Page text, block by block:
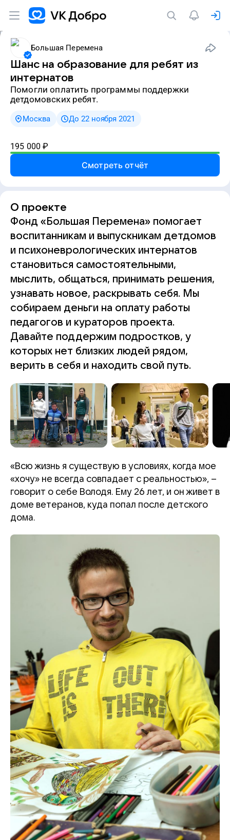
Большая Перемена
Шанс на образование для ребят из
интернатов
Помогли оплатить программы поддержки
детдомовских ребят.
Москва До 22 ноября 2021
195 000 ₽
Смотреть отчёт
О проекте
Фонд «Большая Перемена» помогает
воспитанникам и выпускникам детдомов
и психоневрологических интернатов
становиться самостоятельными,
мыслить, общаться, принимать решения,
узнавать новое, раскрывать себя. Мы
собираем деньги на оплату работы
педагогов и кураторов проекта.
Давайте поддержим подростков, у
которых нет близких людей рядом,
верить в себя и находить свой путь.
«Всю жизнь я существую в условиях, когда мое
«хочу» не всегда совпадает с реальностью», –
говорит о себе Володя. Ему 26 лет, и он живет в
доме ветеранов, куда попал после детского
дома.